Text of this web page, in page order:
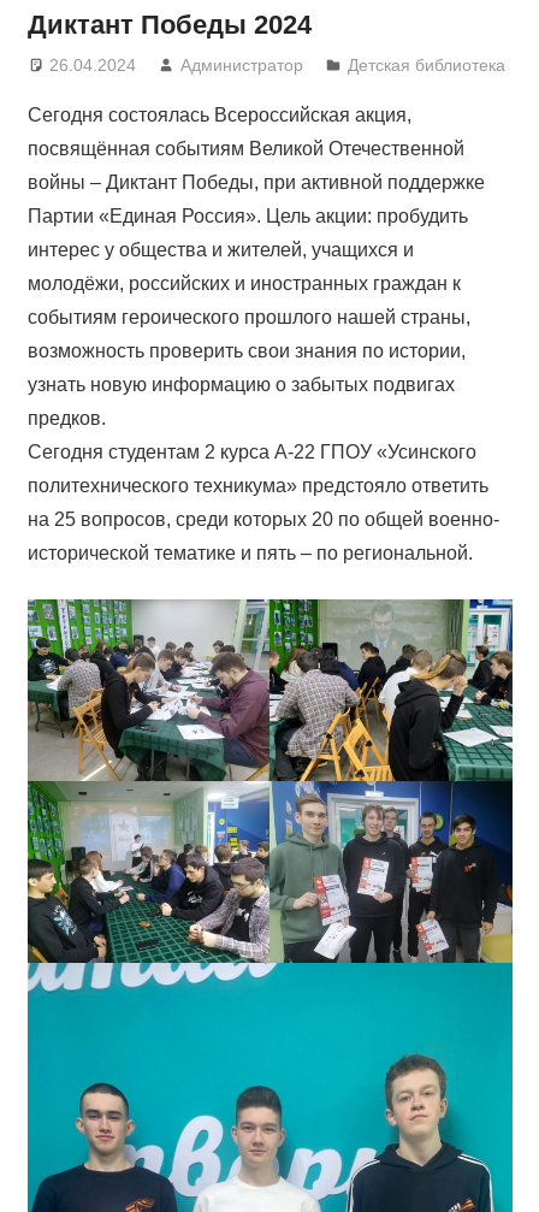
Диктант Победы 2024
26.04.2024 Администратор Детская библиотека
Сегодня состоялась Всероссийская акция,
посвящённая событиям Великой Отечественной
войны – Диктант Победы, при активной поддержке
Партии «Единая Россия». Цель акции: пробудить
интерес у общества и жителей, учащихся и
молодёжи, российских и иностранных граждан к
событиям героического прошлого нашей страны,
возможность проверить свои знания по истории,
узнать новую информацию о забытых подвигах
предков.
Сегодня студентам 2 курса А-22 ГПОУ «Усинского
политехнического техникума» предстояло ответить
на 25 вопросов, среди которых 20 по общей военно-
исторической тематике и пять – по региональной.